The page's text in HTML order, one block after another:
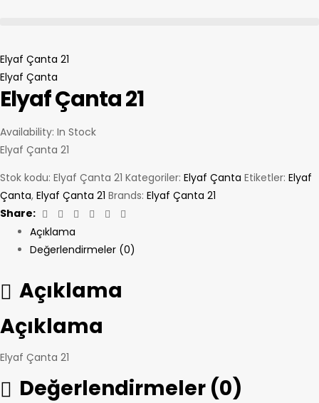
Elyaf Çanta 21
Elyaf Çanta
Elyaf Çanta 21
Availability: In Stock
Elyaf Çanta 21
Stok kodu: Elyaf Çanta 21 Kategoriler: Elyaf Çanta Etiketler: Elyaf
Çanta, Elyaf Çanta 21 Brands: Elyaf Çanta 21
Share:
Facebook
TwitterLinkedinGoogle+Pinterest
Açıklama
Değerlendirmeler (0)
Açıklama
Açıklama
Elyaf Çanta 21
Değerlendirmeler (0)